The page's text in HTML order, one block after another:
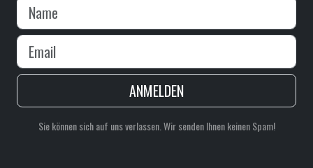
ANMELDEN
Sie können sich auf uns verlassen. Wir senden Ihnen keinen Spam!